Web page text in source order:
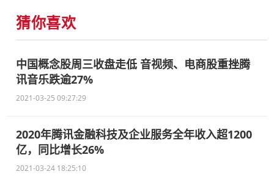
猜你喜欢
中国概念股周三收盘走低 音视频、电商股重挫腾
讯音乐跌逾27%
2021-03-25 09:27:29
2020年腾讯金融科技及企业服务全年收入超1200
亿，同比增长26%
2021-03-24 18:25:10